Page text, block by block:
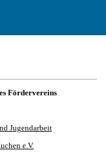
Fördervereins
Jugendarbeit
e.V.